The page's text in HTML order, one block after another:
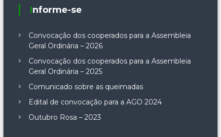
Informe-se
Convocação dos cooperados para a Assembleia
Geral Ordinária – 2026
Convocação dos cooperados para a Assembleia
Geral Ordinária – 2025
Comunicado sobre as queimadas
Edital de convocação para a AGO 2024
Outubro Rosa – 2023